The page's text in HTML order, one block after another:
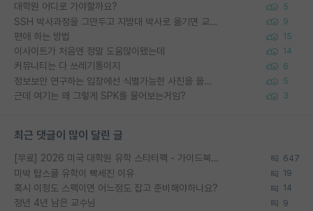
대학원 어디로 가야할까요? 5
SSH 박사과정을 그만두고 지방대 박사로 옮기면 교수의 꿈은 끝일까요? 9
편애 하는 방법 15
이사이트가 처음엔 정말 도움많이됐는데 14
커뮤니티는 다 쓰레기통이지 6
정보보안 연구하는 입장에선 식별가능한 사진을 올리는건 비추이긴함 5
근데 여기는 왜 그렇게 SPK를 물어보는거임? 3
최근 댓글이 많이 달린 글
[무료] 2026 미국 대학원 유학 스타터팩 - 가이드북 & 합격자 컨택메일 템플릿 647
미박 탑스쿨 유학이 빡세진 이유 19
혹시 이정도 스펙이면 어느정도 잡고 준비해야하나요? 14
정년 4년 남은 교수님 9